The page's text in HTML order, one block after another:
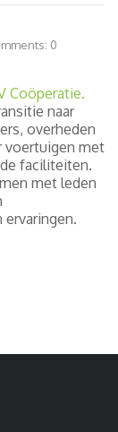
0
Coöperatie.
naar
overheden
voertuigen met
faciliteiten.
met leden